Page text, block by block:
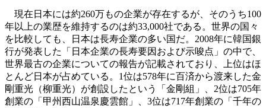
現在日本には約260万もの企業が存在するが、そのうち100
年以上の業歴を維持するのは約33,000社である。世界の国々
を比較しても、日本は長寿企業の多い国だ。2008年に韓国銀
行が発表した「日本企業の長寿要因および示唆点」の中で、
世界最古の企業についての報告が記載されており、上位はほ
とんど日本が占めている。1位は578年に百済から渡来した金
剛重光（柳重光）が創設したという「金剛組」、2位は705年
創業の「甲州西山温泉慶雲館」、3位は717年創業の「千年の